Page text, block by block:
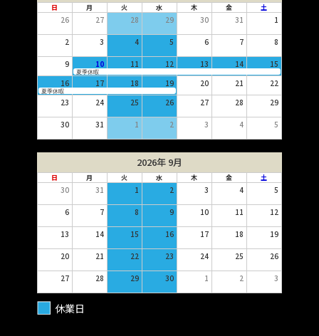
日 月 火 水 木 金 土
26 27 28 29 30 31 1
2 3 4 5 6 7 8
9 10 11 12 13 14 15
夏季休暇
16 17 18 19 20 21 22
夏季休暇
23 24 25 26 27 28 29
30 31 1 2 3 4 5
2026年 9月
日 月 火 水 木 金 土
30 31 1 2 3 4 5
6 7 8 9 10 11 12
13 14 15 16 17 18 19
20 21 22 23 24 25 26
27 28 29 30 1 2 3
休業日